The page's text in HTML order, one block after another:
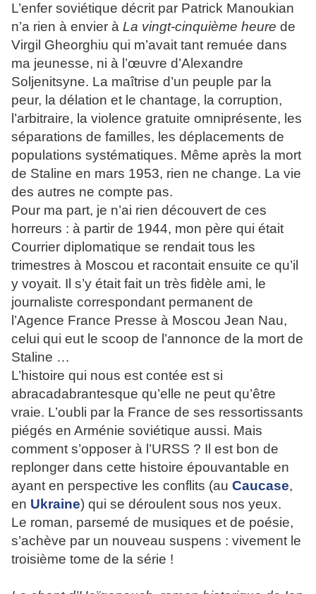
L’enfer soviétique décrit par Patrick Manoukian
n’a rien à envier à La vingt-cinquième heure de
Virgil Gheorghiu qui m’avait tant remuée dans
ma jeunesse, ni à l’œuvre d’Alexandre
Soljenitsyne. La maîtrise d’un peuple par la
peur, la délation et le chantage, la corruption,
l’arbitraire, la violence gratuite omniprésente, les
séparations de familles, les déplacements de
populations systématiques. Même après la mort
de Staline en mars 1953, rien ne change. La vie
des autres ne compte pas.
Pour ma part, je n’ai rien découvert de ces
horreurs : à partir de 1944, mon père qui était
Courrier diplomatique se rendait tous les
trimestres à Moscou et racontait ensuite ce qu’il
y voyait. Il s’y était fait un très fidèle ami, le
journaliste correspondant permanent de
l’Agence France Presse à Moscou Jean Nau,
celui qui eut le scoop de l’annonce de la mort de
Staline …
L’histoire qui nous est contée est si
abracadabrantesque qu’elle ne peut qu’être
vraie. L’oubli par la France de ses ressortissants
piégés en Arménie soviétique aussi. Mais
comment s’opposer à l’URSS ? Il est bon de
replonger dans cette histoire épouvantable en
ayant en perspective les conflits (au Caucase,
en Ukraine) qui se déroulent sous nos yeux.
Le roman, parsemé de musiques et de poésie,
s’achève par un nouveau suspens : vivement le
troisième tome de la série !